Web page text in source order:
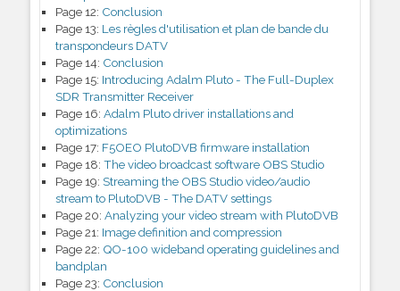
Page 12: Conclusion
Page 13: Les règles d'utilisation et plan de bande du
transpondeurs DATV
Page 14: Conclusion
Page 15: Introducing Adalm Pluto - The Full-Duplex
SDR Transmitter Receiver
Page 16: Adalm Pluto driver installations and
optimizations
Page 17: F5OEO PlutoDVB firmware installation
Page 18: The video broadcast software OBS Studio
Page 19: Streaming the OBS Studio video/audio
stream to PlutoDVB - The DATV settings
Page 20: Analyzing your video stream with PlutoDVB
Page 21: Image definition and compression
Page 22: QO-100 wideband operating guidelines and
bandplan
Page 23: Conclusion